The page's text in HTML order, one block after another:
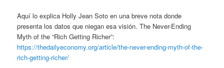
Aquí lo explica Holly Jean Soto en una breve nota donde
presenta los datos que niegan esa visión. The Never-Ending
Myth of the “Rich Getting Richer”:
https://thedailyeconomy.org/article/the-never-ending-myth-of-the-
rich-getting-richer/